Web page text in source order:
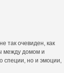
так очевиден, как
между домом и
специи, но и эмоции,